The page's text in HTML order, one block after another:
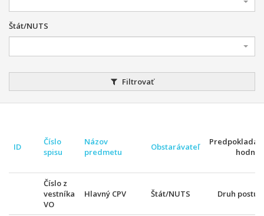
Štát/NUTS
Filtrovať
ID
Číslo
spisu
Názov
predmetu
Obstarávateľ
Číslo z
vestníka
VO
Hlavný CPV Štát/NUTS Druh